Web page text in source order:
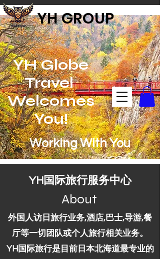
YH GROUP
YH Globe
Travel
Welcomes
You!
Working With You
YH国际旅行服务中心
About
外国人访日旅行业务,酒店,巴士,导游,餐
厅等一切团队或个人旅行相关业务。
YH国际旅行是目前日本北海道最专业的